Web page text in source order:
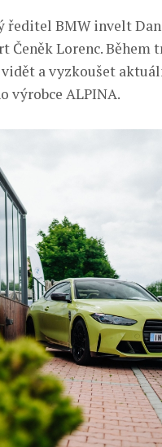
BMW invelt
Lorenc. Během
a vyzkoušet
výrobce ALPINA.